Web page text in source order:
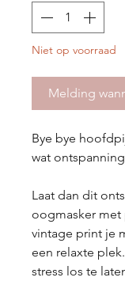
Niet op voorraad
Melding
Bye bye
wat
Laat dan dit
oogmasker met
vintage print je
een relaxte
stress los te